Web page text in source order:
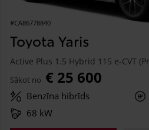
#CA86778840
Toyota Yaris
Active Plus 1.5 Hybrid 115 e-CVT
Sākot no € 25 600
Benzīna hibrīds
68 kW